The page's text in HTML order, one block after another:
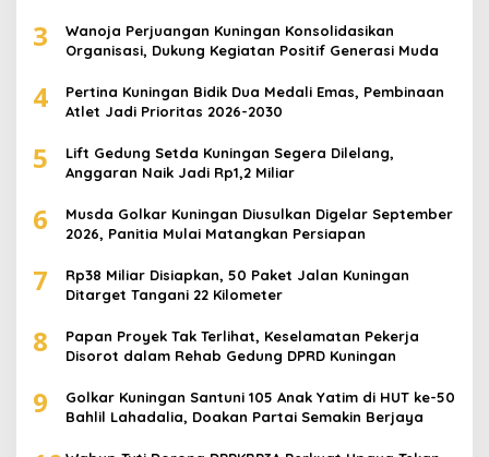
3
Wanoja Perjuangan Kuningan Konsolidasikan
Organisasi, Dukung Kegiatan Positif Generasi Muda
4
Pertina Kuningan Bidik Dua Medali Emas, Pembinaan
Atlet Jadi Prioritas 2026-2030
5
Lift Gedung Setda Kuningan Segera Dilelang,
Anggaran Naik Jadi Rp1,2 Miliar
6
Musda Golkar Kuningan Diusulkan Digelar September
2026, Panitia Mulai Matangkan Persiapan
7
Rp38 Miliar Disiapkan, 50 Paket Jalan Kuningan
Ditarget Tangani 22 Kilometer
8
Papan Proyek Tak Terlihat, Keselamatan Pekerja
Disorot dalam Rehab Gedung DPRD Kuningan
9
Golkar Kuningan Santuni 105 Anak Yatim di HUT ke-50
Bahlil Lahadalia, Doakan Partai Semakin Berjaya